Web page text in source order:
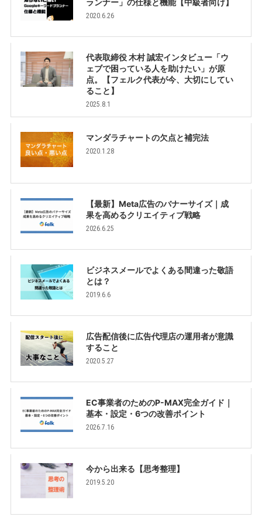
ランナー」の仕様と機能【中級者向け】
2020.6.26
代表取締役 木村 誠宏インタビュー「ウ
ェブで困っている人を助けたい」が原
点。【フェルク代表が今、大切にしてい
ること】
2025.8.1
マンダラチャートの欠点と補完法
2020.1.28
【最新】Meta広告のバナーサイズ｜成
果を高めるクリエイティブ戦略
2026.6.25
ビジネスメールでよくある間違った敬語
とは？
2019.6.6
広告配信後に広告代理店の運用者が意識
すること
2020.5.27
EC事業者のためのP-MAX完全ガイド｜
基本・設定・6つの改善ポイント
2026.7.16
今から出来る【思考整理】
2019.5.20